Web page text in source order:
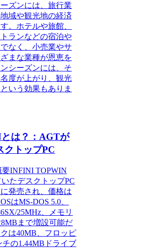
ズンには、旅行業
域や観光地の経済
。ホテルや旅館、
ランなどの宿泊や
なく、小売業やサ
まな業種が恩恵を
シーズンには、そ
度が上がり、観光
いう効果もありま
は？：AGTが
クトップPC
INFINI TOPWIN
たデスクトップPC
発売され、価格は
はMS-DOS 5.0、
25MHz、メモリ
まで増設可能だ
は40MB、フロッピ
の1.44MBドライブ